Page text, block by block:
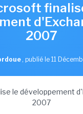
2007
, publié le 11